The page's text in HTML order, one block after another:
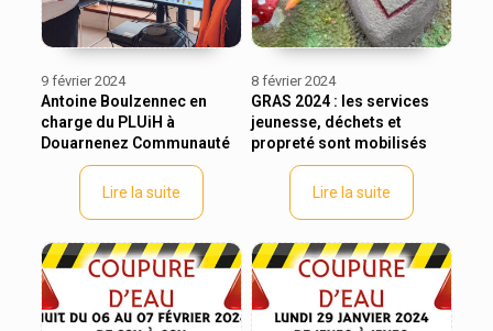
9 février 2024
Antoine Boulzennec en
charge du PLUiH à
Douarnenez Communauté
Lire la suite
8 février 2024
GRAS 2024 : les services
jeunesse, déchets et
propreté sont mobilisés
Lire la suite